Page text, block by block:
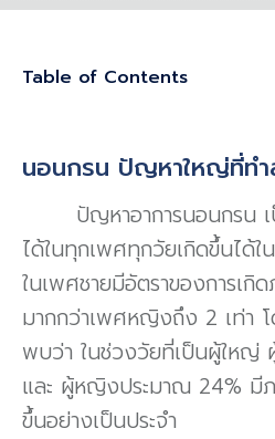
Table of Contents
นอนกรน ปัญหาใหญ่ที่ท
ปัญหาอาการนอนกรน เ
ได้ในทุกเพศทุกวัยเกิดขึ้นได้ใ
ในเพศชายมีอัตราของการเกิ
มากกว่าเพศหญิงถึง 2 เท่า
พบว่า ในช่วงวัยที่เป็นผู้ใหญ่
และ ผู้หญิงประมาณ 24% มีภ
ขึ้นอย่างเป็นประจำ